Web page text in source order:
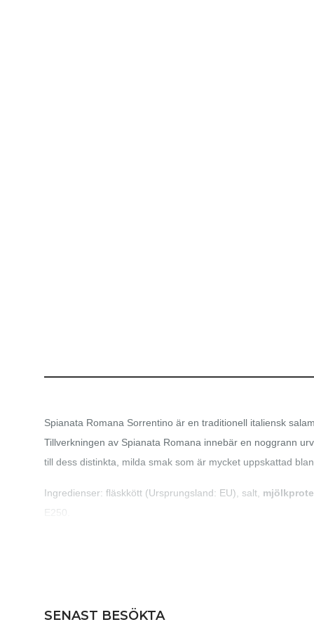
Spianata Romana Sorrentino är en traditionell italiensk
Tillverkningen av Spianata Romana innebär en noggrann
till dess distinkta, milda smak som är mycket uppskattad
Ingredienser: fläskkött (Ursprungsland: EU), salt,
E250.
■Energi
SENAST BESÖKTA